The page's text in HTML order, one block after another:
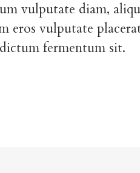
vulputate diam,
eros vulputate
fermentum sit.